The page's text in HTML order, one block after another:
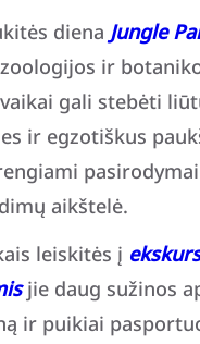
diena Jungle
ir
gali stebėti
ir egzotiškus
aikštelė.
leiskitės į
jie daug sužinos
ir puikiai